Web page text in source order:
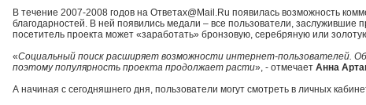
В течение 2007-2008 годов на Ответах@Mail.Ru появилась возможность
благодарностей. В ней появились медали – все пользователи, заслужившие
посетитель проекта может «заработать» бронзовую, серебряную или
«Социальный поиск расширяет возможности интернет-пользователей.
поэтому популярность проекта продолжает расти», - отмечает Анна
А начиная с сегодняшнего дня, пользователи могут смотреть в личных